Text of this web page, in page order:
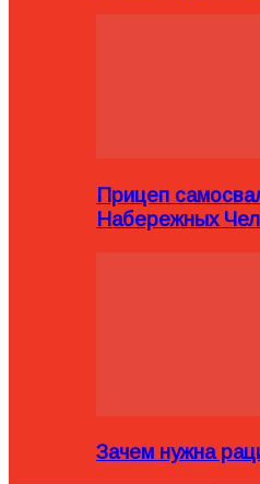
Прицеп
Набережных
Зачем нужна